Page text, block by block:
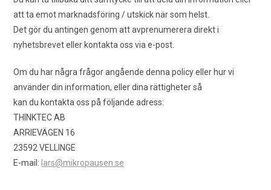
att ta emot marknadsföring / utskick när som helst.
Det gör du antingen genom att avprenumerera direkt i
nyhetsbrevet eller kontakta oss via e-post.
Om du har några frågor angående denna policy eller hur vi
använder din information, eller dina rättigheter så
kan du kontakta oss på följande adress:
THINKTEC AB
ARRIEVÄGEN 16
23592 VELLINGE
E-mail: lars@mikropausen.se